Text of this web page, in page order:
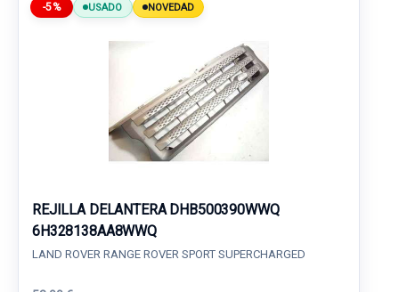
-5% USADO NOVEDAD
REJILLA DELANTERA DHB500390WWQ
6H328138AA8WWQ
LAND ROVER RANGE ROVER SPORT SUPERCHARGED